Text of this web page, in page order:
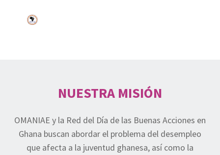
NUESTRA MISIÓN
OMANIAE y la Red del Día de las Buenas Acciones en
Ghana buscan abordar el problema del desempleo
que afecta a la juventud ghanesa, así como la